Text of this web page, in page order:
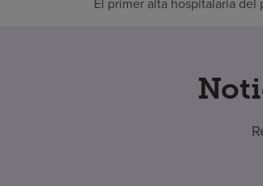
El primer alta hospitalaria